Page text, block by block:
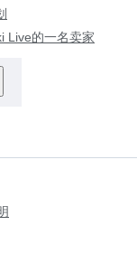
Live的一名卖家